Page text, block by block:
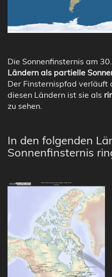
Die Sonnenfinsternis am
Ländern als partielle
Der Finsternispfad verläuft
diesen Ländern ist sie als
zu sehen.
In den folgenden
Sonnenfinsternis